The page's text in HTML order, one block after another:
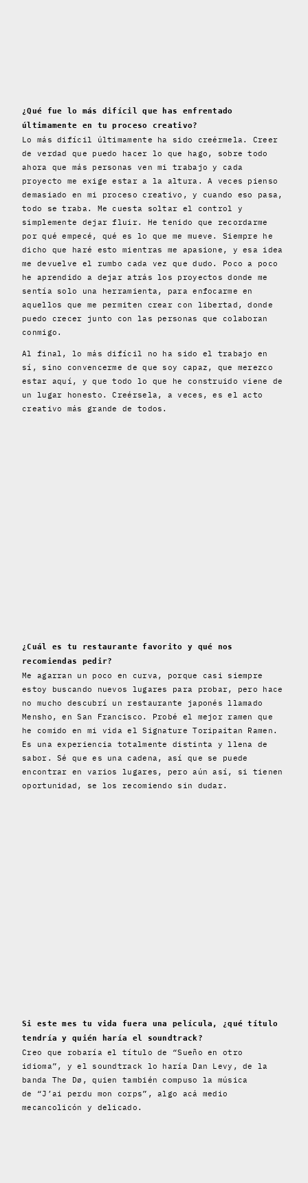
¿Qué fue lo más difícil que has enfrentado
últimamente en tu proceso creativo?
Lo más difícil últimamente ha sido creérmela. Creer
de verdad que puedo hacer lo que hago, sobre todo
ahora que más personas ven mi trabajo y cada
proyecto me exige estar a la altura. A veces pienso
demasiado en mi proceso creativo, y cuando eso pasa,
todo se traba. Me cuesta soltar el control y
simplemente dejar fluir. He tenido que recordarme
por qué empecé, qué es lo que me mueve. Siempre he
dicho que haré esto mientras me apasione, y esa idea
me devuelve el rumbo cada vez que dudo. Poco a poco
he aprendido a dejar atrás los proyectos donde me
sentía solo una herramienta, para enfocarme en
aquellos que me permiten crear con libertad, donde
puedo crecer junto con las personas que colaboran
conmigo.
Al final, lo más difícil no ha sido el trabajo en
sí, sino convencerme de que soy capaz, que merezco
estar aquí, y que todo lo que he construido viene de
un lugar honesto. Creérsela, a veces, es el acto
creativo más grande de todos.
¿Cuál es tu restaurante favorito y qué nos
recomiendas pedir?
Me agarran un poco en curva, porque casi siempre
estoy buscando nuevos lugares para probar, pero hace
no mucho descubrí un restaurante japonés llamado
Mensho, en San Francisco. Probé el mejor ramen que
he comido en mi vida el Signature Toripaitan Ramen.
Es una experiencia totalmente distinta y llena de
sabor. Sé que es una cadena, así que se puede
encontrar en varios lugares, pero aún así, si tienen
oportunidad, se los recomiendo sin dudar.
Si este mes tu vida fuera una película, ¿qué título
tendría y quién haría el soundtrack?
Creo que robaría el título de “Sueño en otro
idioma”, y el soundtrack lo haría Dan Levy, de la
banda The Dø, quien también compuso la música
de “J’ai perdu mon corps”, algo acá medio
mecancolicón y delicado.